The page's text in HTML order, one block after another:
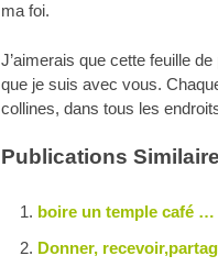
ma foi.
J’aimerais que cette feuille
que je suis avec vous.
collines, dans tous les
Publications
boire un temple café …
Donner,